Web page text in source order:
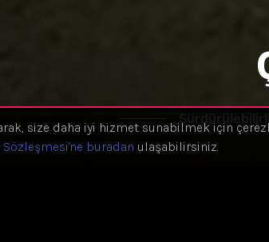
size daha iyi hizmet sunabilmek için
buradan ulaşabilirsiniz.